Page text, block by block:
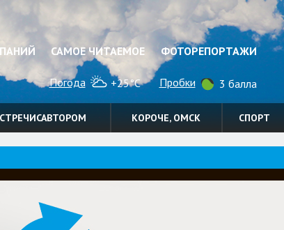
САМОЕ ЧИТАЕМОЕ ФОТОРЕПОРТАЖИ
Погода +25°C Пробки 3 балла
КОРОЧЕ, ОМСК СПОРТ